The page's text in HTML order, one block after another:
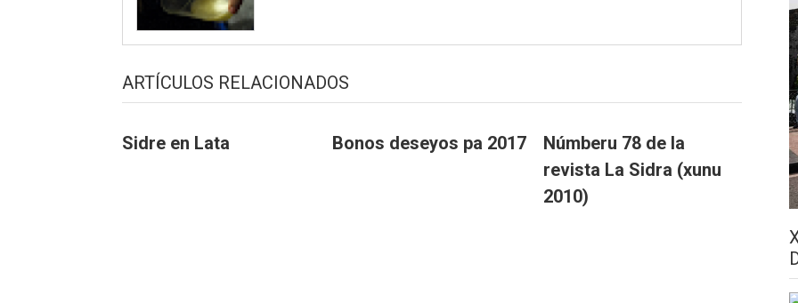
ARTÍCULOS RELACIONADOS
Sidre en Lata Bonos deseyos pa 2017
Númberu 78 de la
revista La Sidra (xunu
2010)